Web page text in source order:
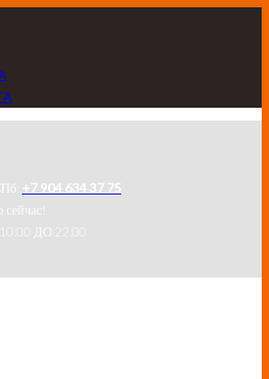
+7 904 634 37 75
ДО 22:00